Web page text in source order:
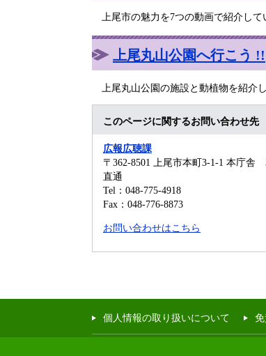
上尾市の魅力を7つの動画で紹介して
上尾丸山公園へ行こう !!
上尾丸山公園の施設と動植物を紹介し
このページに関するお問い合わせ先
広報広聴課
〒362-8501
上尾市本町3-1-1 本庁舎
直通
Tel：048-775-4918
Fax：048-776-8873
お問い合わせはこちら
個人情報の取り扱いについて